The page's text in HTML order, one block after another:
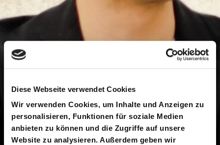
Diese Webseite verwendet Cookies
Wir verwenden Cookies, um Inhalte und Anzeigen zu
personalisieren, Funktionen für soziale Medien
anbieten zu können und die Zugriffe auf unsere
Website zu analysieren. Außerdem geben wir